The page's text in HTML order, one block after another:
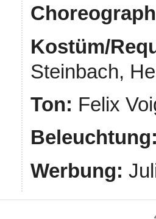
Kostüm/
Steinbach,
Ton: Felix
Werbung: